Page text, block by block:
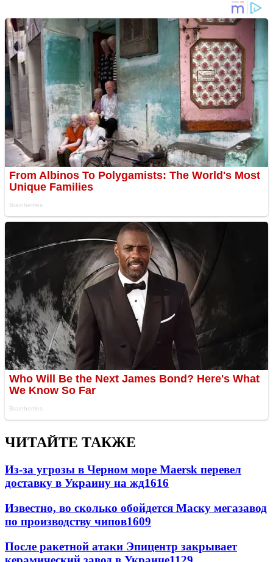
ЧИТАЙТЕ ТАКЖЕ
Из-за угрозы в Черном море Maersk перевел
доставку в Украину на жд1616
Известно, во сколько обойдется Маску мегазавод
по производству чипов1609
После ракетной атаки Эпицентр закрывает